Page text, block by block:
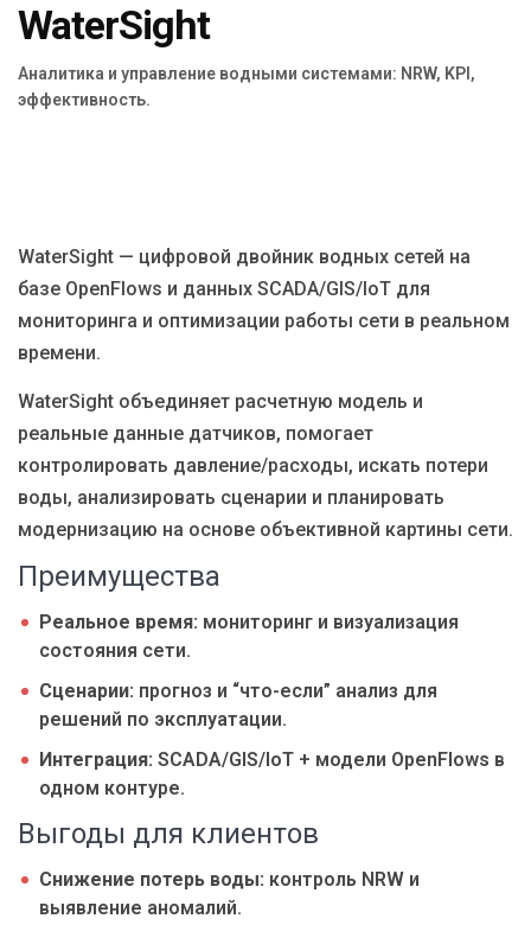
Связаться
WaterSight
Аналитика и управление водными системами: NRW, KPI,
эффективность.
WaterSight — цифровой двойник водных сетей на
базе OpenFlows и данных SCADA/GIS/IoT для
мониторинга и оптимизации работы сети в реальном
времени.
WaterSight объединяет расчетную модель и
реальные данные датчиков, помогает
контролировать давление/расходы, искать потери
воды, анализировать сценарии и планировать
модернизацию на основе объективной картины сети.
Преимущества
Реальное время: мониторинг и визуализация
состояния сети.
Сценарии: прогноз и “что-если” анализ для
решений по эксплуатации.
Интеграция: SCADA/GIS/IoT + модели OpenFlows в
одном контуре.
Выгоды для клиентов
Снижение потерь воды: контроль NRW и
выявление аномалий.